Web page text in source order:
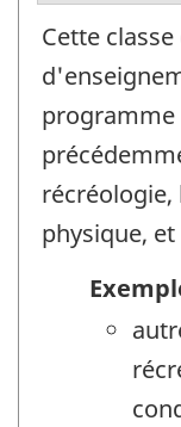
Cette
physique,